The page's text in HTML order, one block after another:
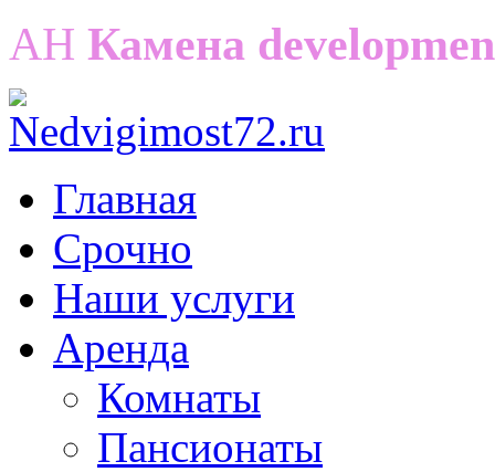
АН Камена
Главная
Срочно
Наши услуги
Аренда
Комнаты
Пансионаты